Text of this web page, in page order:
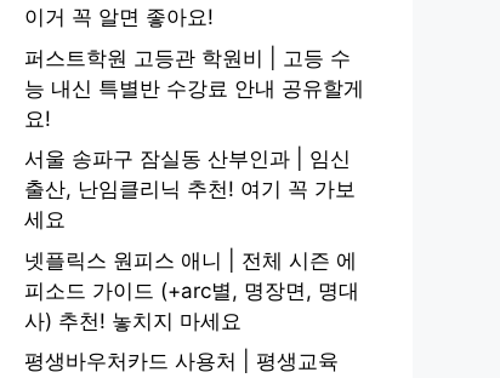
이거 꼭 알면 좋아요!
퍼스트학원 고등관 학원비 | 고등 수
능 내신 특별반 수강료 안내 공유할게
요!
서울 송파구 잠실동 산부인과 | 임신
출산, 난임클리닉 추천! 여기 꼭 가보
세요
넷플릭스 원피스 애니 | 전체 시즌 에
피소드 가이드 (+arc별, 명장면, 명대
사) 추천! 놓치지 마세요
평생바우처카드 사용처 | 평생교육